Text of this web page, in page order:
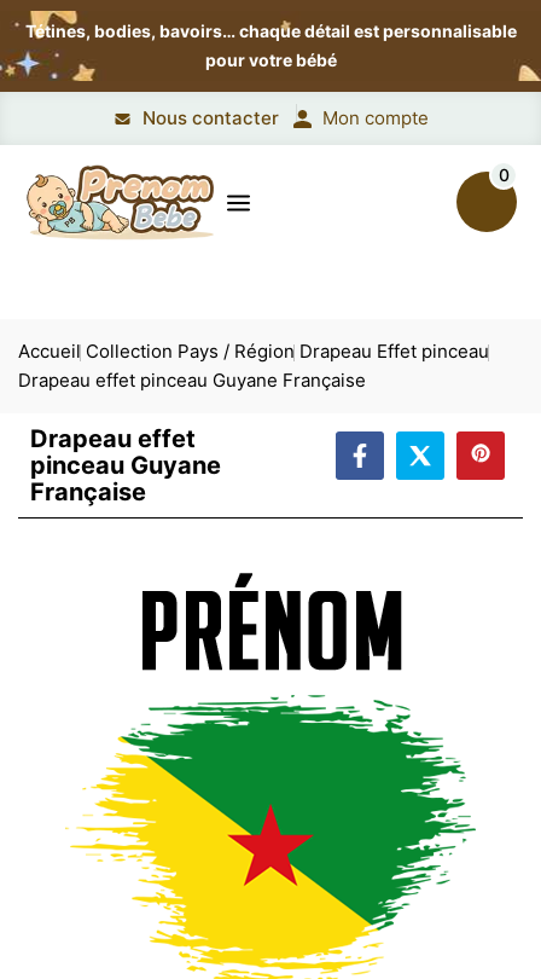
Tétines, bodies, bavoirs…chaque détail est personnalisable
pour votre bébé
Nous contacter Mon compte
0
Accueil Collection Pays / Région Drapeau Effet pinceau
Drapeau effet pinceau Guyane Française
Drapeau effet
pinceau Guyane
Française